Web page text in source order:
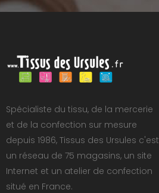
Spécialiste du tissu, de la mercerie
et de la confection sur mesure
depuis 1986, Tissus des Ursules c'est
un réseau de 75 magasins, un site
Internet et un atelier de confection
situé en France.